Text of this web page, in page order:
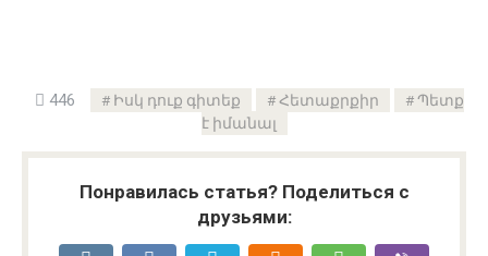
446 Իսկ դուք գիտեք Հետաքրքիր
Պետք
է իմանալ
Понравилась статья? Поделиться с
друзьями: